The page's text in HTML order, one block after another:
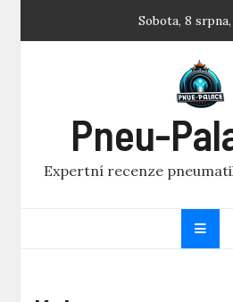
Sobota, 8
Pneu-
Expertní recenze